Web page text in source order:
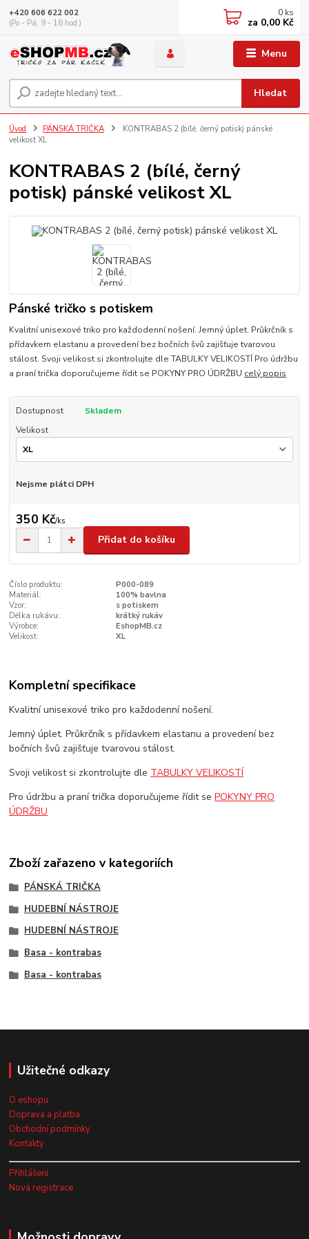
Menu
Hledat
+420 606 622 002
(Po - Pá, 9 - 18 hod.)
0 ks
za 0,00 Kč
Úvod PÁNSKÁ TRIČKA
KONTRABAS 2 (bílé, černý potisk) pánské
velikost XL
KONTRABAS 2 (bílé, černý
potisk) pánské velikost XL
Pánské tričko s potiskem
Kvalitní unisexové triko pro každodenní nošení. Jemný úplet. Průkrčník s
přídavkem elastanu a provedení bez bočních švů zajišťuje tvarovou
stálost. Svoji velikost si zkontrolujte dle TABULKY VELIKOSTÍ Pro údržbu
a praní trička doporučujeme řídit se POKYNY PRO ÚDRŽBU celý popis
Dostupnost
Skladem
Velikost
Nejsme plátci DPH
350 Kč/ks
Přidat do košíku
Číslo produktu:
P000-089
Materiál:
100% bavlna
Vzor:
s potiskem
Délka rukávu:
krátký rukáv
Výrobce:
EshopMB.cz
Velikost:
XL
Kompletní specifikace
Kvalitní unisexové triko pro každodenní nošení.
Jemný úplet. Průkrčník s přídavkem elastanu a provedení bez
bočních švů zajišťuje tvarovou stálost.
Svoji velikost si zkontrolujte dle TABULKY VELIKOSTÍ
Pro údržbu a praní trička doporučujeme řídit sePOKYNY PRO
ÚDRŽBU
Zboží zařazeno v kategoriích
PÁNSKÁ TRIČKA
HUDEBNÍ NÁSTROJE
HUDEBNÍ NÁSTROJE
Basa - kontrabas
Basa - kontrabas
Užitečné odkazy
O eshopu
Doprava a platba
Obchodní podmínky
Kontakty
Přihlášení
Nová registrace